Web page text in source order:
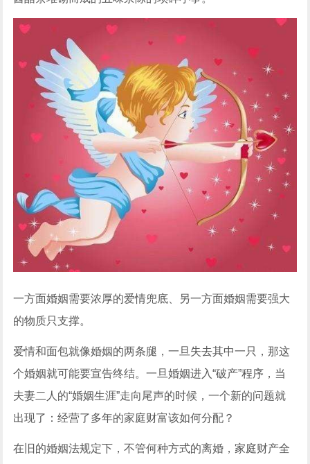
一方面婚姻需要浓厚的爱情兜底、另一方面婚姻需要强大
的物质只支撑。
爱情和面包就像婚姻的两条腿，一旦失去其中一只，那这
个婚姻就可能要宣告终结。一旦婚姻进入“破产”程序，当
夫妻二人的“婚姻生涯”走向尾声的时候，一个新的问题就
出现了：经营了多年的家庭财富该如何分配？
在旧的婚姻法规定下，不管何种方式的离婚，家庭财产全